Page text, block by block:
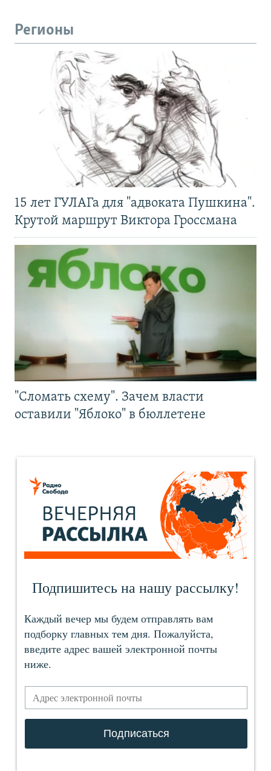
Регионы
15 лет ГУЛАГа для "адвоката Пушкина".
Крутой маршрут Виктора Гроссмана
"Сломать схему". Зачем власти
оставили "Яблоко" в бюллетене